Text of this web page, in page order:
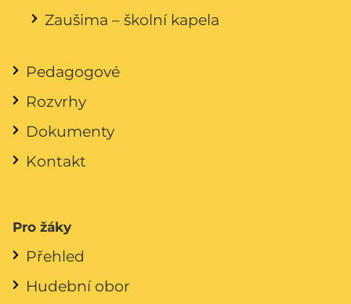
Zaušima – školní kapela
Pedagogové
Rozvrhy
Dokumenty
Kontakt
Pro žáky
Přehled
Hudební obor